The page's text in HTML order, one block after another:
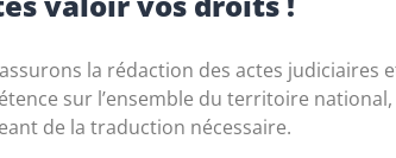
la rédaction des actes
sur l’ensemble du territoire
de la traduction nécessaire.